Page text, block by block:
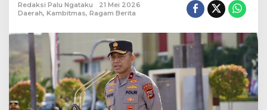
Redaksi Palu Ngataku
21 Mei 2026
Daerah, Kambitmas, Ragam Berita